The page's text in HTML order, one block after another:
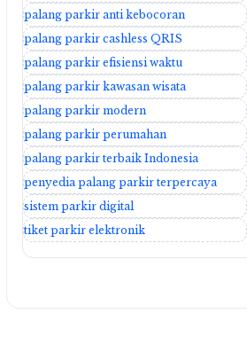
palang parkir anti kebocoran
palang parkir cashless QRIS
palang parkir efisiensi waktu
palang parkir kawasan wisata
palang parkir modern
palang parkir perumahan
palang parkir terbaik Indonesia
penyedia palang parkir terpercaya
sistem parkir digital
tiket parkir elektronik